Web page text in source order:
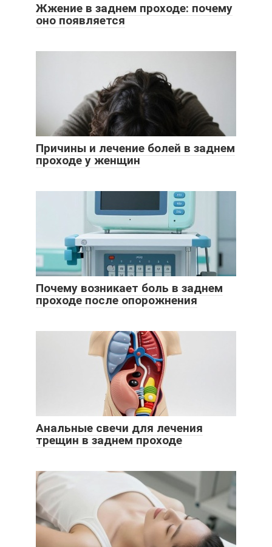
Жжение в заднем проходе: почему
оно появляется
Причины и лечение болей в заднем
проходе у женщин
Почему возникает боль в заднем
проходе после опорожнения
Анальные свечи для лечения
трещин в заднем проходе